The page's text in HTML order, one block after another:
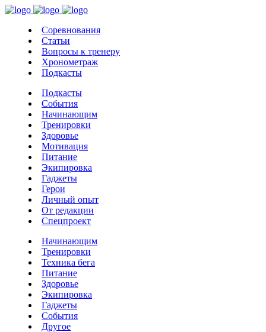
Соревнования
Статьи
Вопросы к тренеру
Хронометраж
Подкасты
Подкасты
События
Начинающим
Тренировки
Здоровье
Мотивация
Питание
Экипировка
Гаджеты
Герои
Личный опыт
От редакции
Спецпроект
Начинающим
Тренировки
Техника бега
Питание
Здоровье
Экипировка
Гаджеты
События
Другое